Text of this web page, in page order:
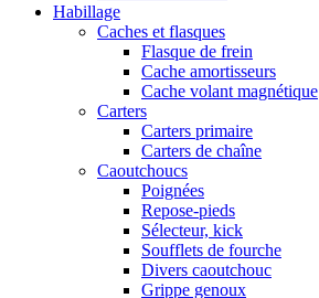
Habillage
Caches et flasques
Flasque de frein
Cache amortisseurs
Cache volant magnétique
Carters
Carters primaire
Carters de chaîne
Caoutchoucs
Poignées
Repose-pieds
Sélecteur, kick
Soufflets de fourche
Divers caoutchouc
Grippe genoux